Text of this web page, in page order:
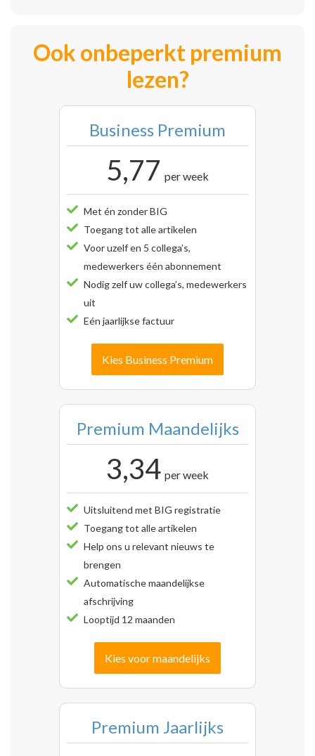
Ook onbeperkt premium
lezen?
Business Premium
5,77 per week
Met én zonder BIG
Toegang tot alle artikelen
Voor uzelf en 5 collega’s,
medewerkers één abonnement
Nodig zelf uw collega’s, medewerkers
uit
Eén jaarlijkse factuur
Kies Business Premium
Premium Maandelijks
3,34 per week
Uitsluitend met BIG registratie
Toegang tot alle artikelen
Help ons u relevant nieuws te
brengen
Automatische maandelijkse
afschrijving
Looptijd 12 maanden
Kies voor maandelijks
Premium Jaarlijks